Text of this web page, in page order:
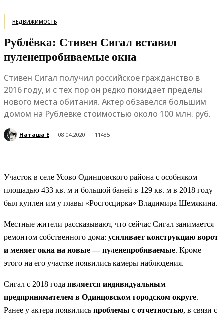
НЕДВИЖИМОСТЬ
Рублёвка: Стивен Сигал вставил
пуленепробиваемые окна
Стивен Сигал получил российское гражданство в
2016 году, и с тех пор он редко покидает пределы
нового места обитания. Актер обзавелся большим
домом на Рублевке стоимостью около 100 млн. руб.
Наташа Е 08.04.2020 11485
Участок в селе Усово Одинцовского района с особняком
площадью 433 кв. м и большой баней в 129 кв. м в 2018 году
был куплен им у главы «Росгосцирка» Владимира Шемякина.
Местные жители рассказывают, что сейчас Сигал занимается
ремонтом собственного дома: усиливает конструкцию ворот
и меняет окна на новые — пуленепробиваемые. Кроме
этого на его участке появились камеры наблюдения.
Сигал с 2018 года является индивидуальным
предпринимателем в Одинцовском городском округе.
Ранее у актера появились проблемы с отчетностью, в связи с